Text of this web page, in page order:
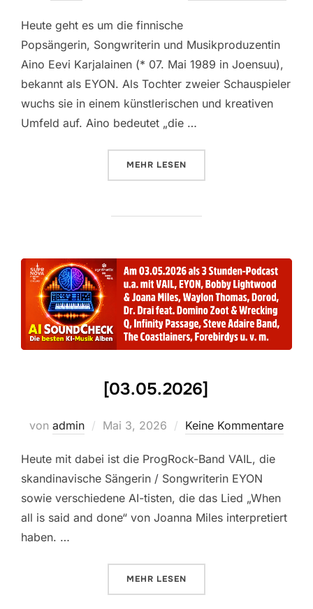
Heute geht es um die finnische
Popsängerin, Songwriterin und Musikproduzentin
Aino Eevi Karjalainen (* 07. Mai 1989 in Joensuu),
bekannt als EYON. Als Tochter zweier Schauspieler
wuchs sie in einem künstlerischen und kreativen
Umfeld auf. Aino bedeutet „die …
MEHR ÜBER „[10.05.2026]“
LESEN
[03.05.2026]
von admin
Veröffentlicht
Mai 3, 2026 Keine Kommentare
Heute mit dabei ist die ProgRock-Band VAIL, die
skandinavische Sängerin / Songwriterin EYON
sowie verschiedene AI-tisten, die das Lied „When
all is said and done“ von Joanna Miles interpretiert
haben. …
MEHR ÜBER „[03.05.2026]“
LESEN